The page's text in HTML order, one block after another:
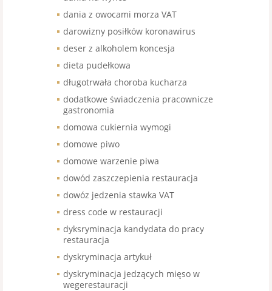
dania z owocami morza VAT
darowizny posiłków koronawirus
deser z alkoholem koncesja
dieta pudełkowa
długotrwała choroba kucharza
dodatkowe świadczenia pracownicze
gastronomia
domowa cukiernia wymogi
domowe piwo
domowe warzenie piwa
dowód zaszczepienia restauracja
dowóz jedzenia stawka VAT
dress code w restauracji
dyksryminacja kandydata do pracy
restauracja
dyskryminacja artykuł
dyskryminacja jedzących mięso w
wegerestauracji